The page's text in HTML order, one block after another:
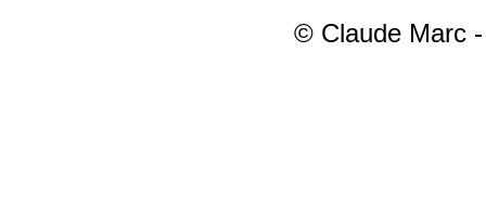
© Claude Marc